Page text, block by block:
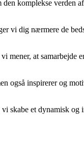
komplekse verden
vi dig nærmere de
mener, at samarbejde
også inspirerer og
skabe et dynamisk og